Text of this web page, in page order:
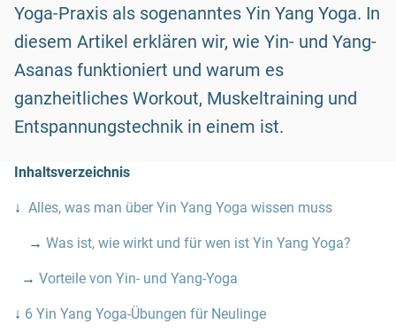
Yoga-Praxis als sogenanntes Yin Yang Yoga. In
diesem Artikel erklären wir, wie Yin- und Yang-
Asanas funktioniert und warum es
ganzheitliches Workout, Muskeltraining und
Entspannungstechnik in einem ist.
Inhaltsverzeichnis
↓ Alles, was man über Yin Yang Yoga wissen muss
→ Was ist, wie wirkt und für wen ist Yin Yang Yoga?
→ Vorteile von Yin- und Yang-Yoga
↓ 6 Yin Yang Yoga-Übungen für Neulinge